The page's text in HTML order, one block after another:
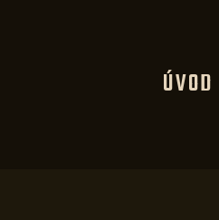
ÚVOD